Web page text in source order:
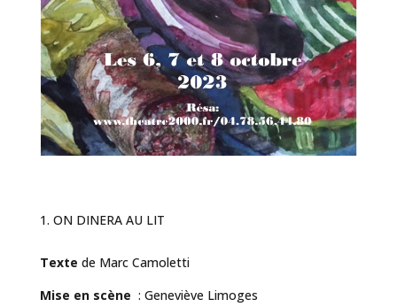
ON DINERA AU LIT
Texte de Marc Camoletti
Mise en scène : Geneviève Limoges